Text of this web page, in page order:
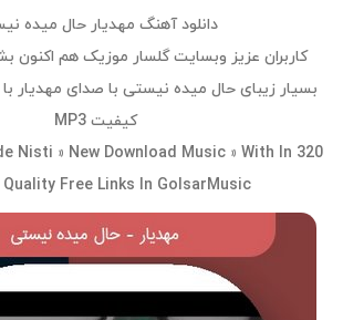
دانلود آهنگ مهدیار حال میده
کاربران عزیز وبسایت گلسار موزیک هم اکنون
بسیار زیبای حال میده نیستی با صدای مهدیار
کیفیت MP3
Nisti » New Download Music » With In 320
Quality Free Links In GolsarMusic